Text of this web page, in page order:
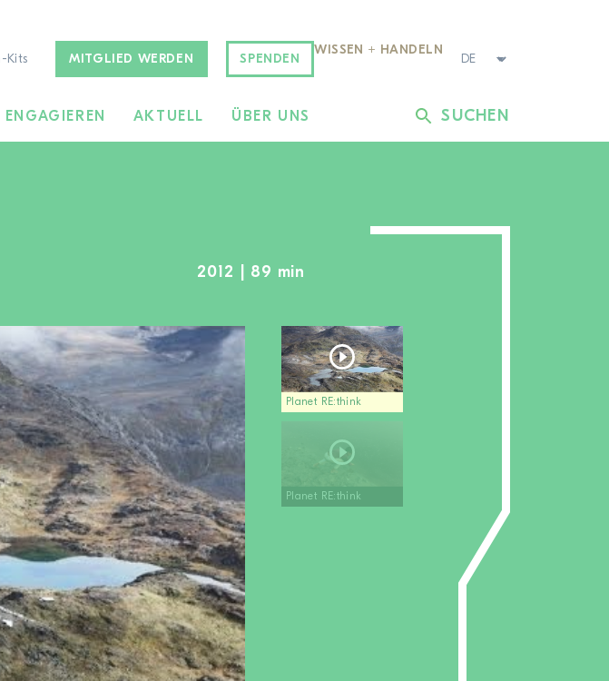
Kits MITGLIED WERDEN SPENDEN
WISSEN + HANDELN
ENGAGIEREN AKTUELL ÜBER UNS SUCHEN
Planet RE:think
Planet RE:think
2012 | 89 min